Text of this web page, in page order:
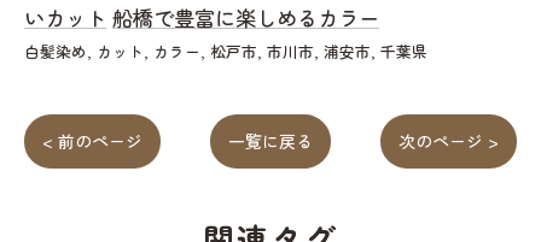
いカット 船橋で豊富に楽しめるカラー
白髪染め カット カラー 松戸市 市川市 浦安市 千葉県
< 前のページ 一覧に戻る 次のページ >